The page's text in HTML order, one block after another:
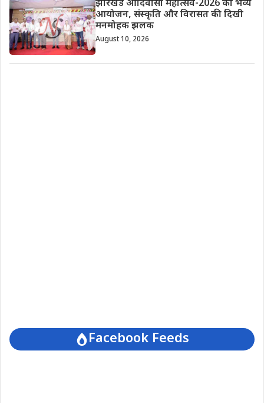
झारखंड आदिवासी महोत्सव-2026 का भव्य
आयोजन, संस्कृति और विरासत की दिखी
मनमोहक झलक
August 10, 2026
Facebook Feeds